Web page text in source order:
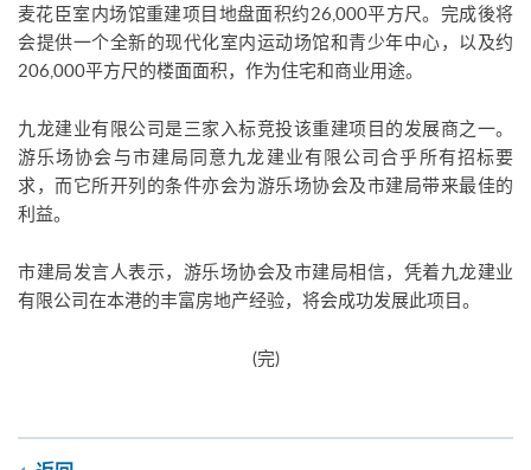
麦花臣室内场馆重建项目地盘面积约26,000平方尺。完成後将
会提供一个全新的现代化室内运动场馆和青少年中心，以及约
206,000平方尺的楼面面积，作为住宅和商业用途。
九龙建业有限公司是三家入标竞投该重建项目的发展商之一。
游乐场协会与市建局同意九龙建业有限公司合乎所有招标要
求，而它所开列的条件亦会为游乐场协会及市建局带来最佳的
利益。
市建局发言人表示，游乐场协会及市建局相信，凭着九龙建业
有限公司在本港的丰富房地产经验，将会成功发展此项目。
(完)